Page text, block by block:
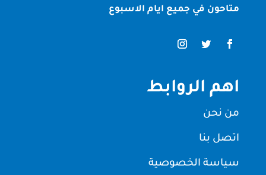
متاحون في جميع ايام الاسبوع
اهم الروابط
من نحن
اتصل بنا
سياسة الخصوصية